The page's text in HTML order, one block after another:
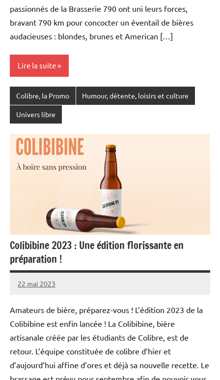
passionnés de la Brasserie 790 ont uni leurs forces,
bravant 790 km pour concocter un éventail de bières
audacieuses : blondes, brunes et American […]
Lire la suite
Colibre, la Promo Humour, détente, loisirs et culture
Univers libre
Colibibine 2023 : Une édition florissante en
préparation !
22 mai 2023
manon
Aucun
Amateurs de bière, préparez-vous ! L’édition 2023 de la
Colibibine est enfin lancée ! La Colibibine, bière
artisanale créée par les étudiants de Colibre, est de
retour. L’équipe constituée de colibre d’hier et
d’aujourd’hui affine d’ores et déjà sa nouvelle recette. Le